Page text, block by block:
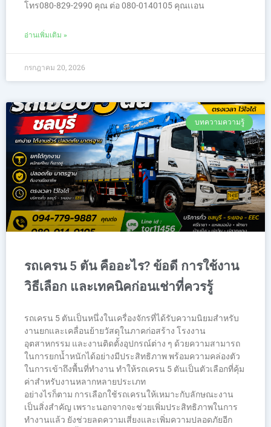
โทร080-829-2990 คุณ ต่อ 080-0140105 คุณเเอน
อ่านเพิ่มเติม »
กรกฎาคม 20, 2026
บทความความรู้
รถเครน 5 ตัน คืออะไร? ข้อดี การใช้งาน
วิธีเลือก และเทคนิคก่อนเช่าที่ควรรู้
รถเครน 5 ตันเป็นหนึ่งในเครื่องจักรที่ได้รับความนิยมสำหรับ
งานยกและเคลื่อนย้ายวัสดุในภาคก่อสร้าง โรงงาน
อุตสาหกรรม และงานติดตั้งอุปกรณ์ต่าง ๆ ด้วยความสามารถ
ในการยกน้ำหนักได้อย่างมีประสิทธิภาพ พร้อมความคล่องตัว
ในการเข้าถึงพื้นที่ทำงาน ทำให้รถเครน 5 ตันเป็นตัวเลือกที่คุ้ม
ค่าสำหรับงานหลากหลายประเภท
อย่างไรก็ตาม การเลือกใช้รถเครนให้เหมาะกับลักษณะงาน
เป็นสิ่งสำคัญ เพราะนอกจากจะช่วยเพิ่มประสิทธิภาพในการ
ทำงานแล้ว ยังช่วยลดความเสี่ยงและเพิ่มความปลอดภัยอีก